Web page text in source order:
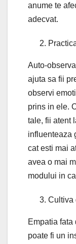
anume te
adecvat.
Auto-
ajuta sa fii
observi
prins in ele.
tale, fii atent
influenteaza
cat esti mai
avea o mai
modului in
Cultiva
Empatia
poate fi un